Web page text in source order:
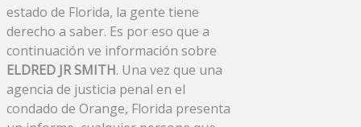
estado de Florida, la gente tiene
derecho a saber. Es por eso que a
continuación ve información sobre
ELDRED JR SMITH. Una vez que una
agencia de justicia penal en el
condado de Orange, Florida presenta